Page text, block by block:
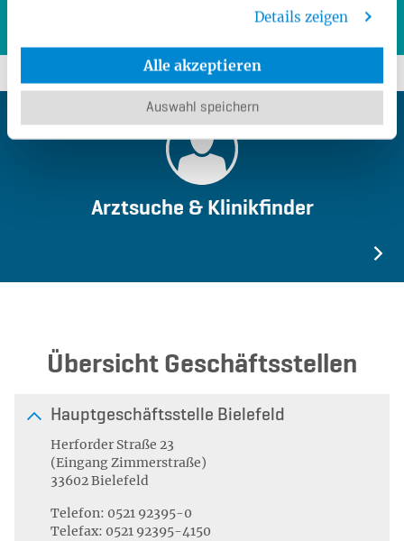
Details zeigen
Alle akzeptieren
Auswahl speichern
Arztsuche & Klinikfinder
Übersicht Geschäftsstellen
Hauptgeschäftsstelle Bielefeld
Herforder Straße 23
(Eingang Zimmerstraße)
33602 Bielefeld
Telefon: 0521 92395-0
Telefax: 0521 92395-4150